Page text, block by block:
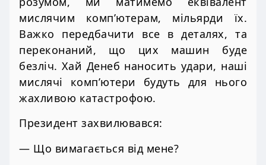
мислячим комп’ютерам, мільярди їх.
Важко передбачити все в деталях, та
переконаний, що цих машин буде
безліч. Хай Денеб наносить удари, наші
мислячі комп’ютери будуть для нього
жахливою катастрофою.
Президент захвилювався:
— Що вимагається від мене?